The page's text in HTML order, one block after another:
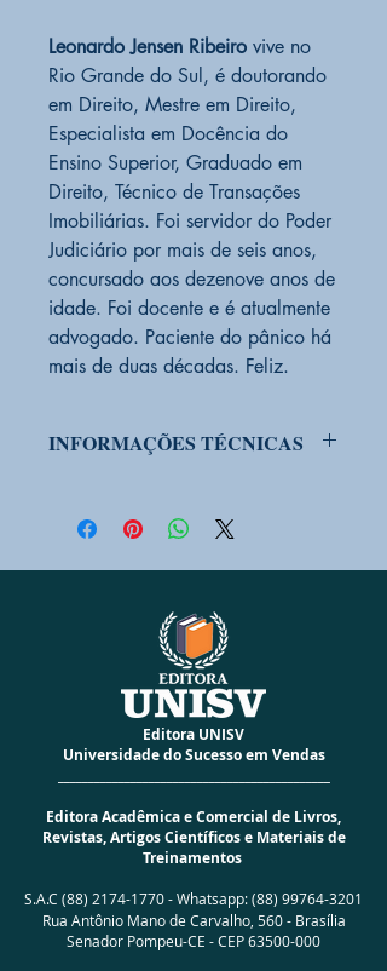
Leonardo Jensen Ribeiro vive no
Rio Grande do Sul, é doutorando
em Direito, Mestre em Direito,
Especialista em Docência do
Ensino Superior, Graduado em
Direito, Técnico de Transações
Imobiliárias. Foi servidor do Poder
Judiciário por mais de seis anos,
concursado aos dezenove anos de
idade. Foi docente e é atualmente
advogado. Paciente do pânico há
mais de duas décadas. Feliz.
INFORMAÇÕES TÉCNICAS
CONDIÇÃO DO PRODUTO:
EDITORA
UNISV
CÓD BARRAS9786589844020
14cm
0,200 Kg
ACABAMENTOEspecial Brochura
I.S.B.N.978-65-89844-02-0
NÚMERO DA EDIÇÃO01
ANO DA EDIÇÃO2021
NÚMERO DE PÁGINAS78
AUTORLeonardo Jensen Ribeiro
Editora UNISV
Universidade do Sucesso em Vendas
Editora Acadêmica e Comercial de Livros,
Revistas, Artigos Científicos e Materiais de
Treinamentos
S.A.C (88) 2174-1770-Whatsapp:(88) 99764-3201
Rua Antônio Mano de Carvalho, 560 - Brasília
Senador Pompeu-CE - CEP63500-000